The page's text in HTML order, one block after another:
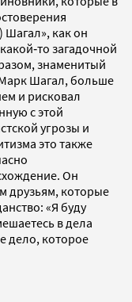
как он
загадочной
знаменитый
Шагал, больше
и рисковал
с этой
угрозы и
это также
Он
друзьям, которые
«Я буду
в дела
дело, которое